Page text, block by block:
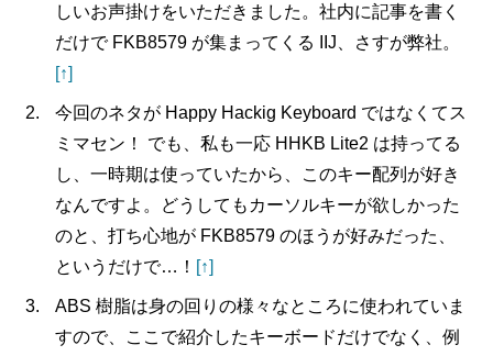
しいお声掛けをいただきました。社内に記事を書く
だけで FKB8579 が集まってくる IIJ、さすが弊社。
[↑]
今回のネタが Happy Hackig Keyboard ではなくてス
ミマセン！ でも、私も一応 HHKB Lite2 は持ってる
し、一時期は使っていたから、このキー配列が好き
なんですよ。どうしてもカーソルキーが欲しかった
のと、打ち心地が FKB8579 のほうが好みだった、
というだけで…！ [↑]
ABS 樹脂は身の回りの様々なところに使われていま
すので、ここで紹介したキーボードだけでなく、例